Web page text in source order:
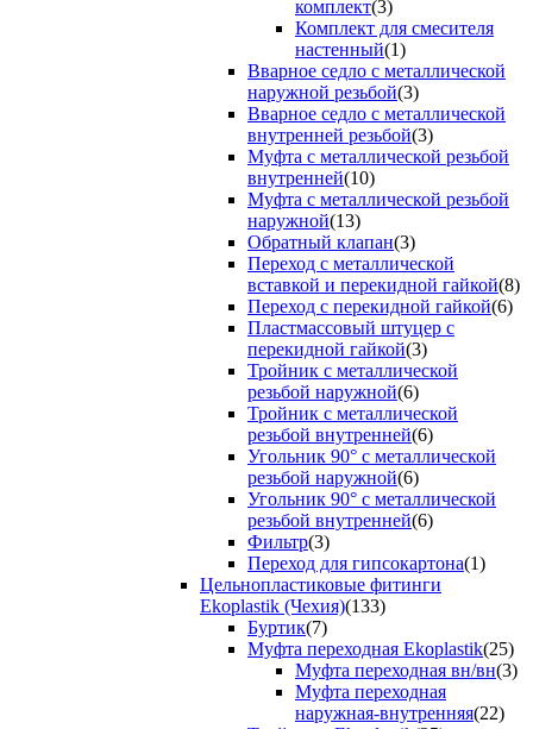
комплект(3)
Комплект для смесителя
настенный(1)
Вварное седло с металлической
наружной резьбой(3)
Вварное седло с металлической
внутренней резьбой(3)
Муфта с металлической резьбой
внутренней(10)
Муфта с металлической резьбой
наружной(13)
Обратный клапан(3)
Переход с металлической
вставкой и перекидной гайкой(8)
Переход с перекидной гайкой(6)
Пластмассовый штуцер с
перекидной гайкой(3)
Тройник с металлической
резьбой наружной(6)
Тройник с металлической
резьбой внутренней(6)
Угольник 90° с металлической
резьбой наружной(6)
Угольник 90° с металлической
резьбой внутренней(6)
Фильтр(3)
Переход для гипсокартона(1)
Цельнопластиковые фитинги
Ekoplastik (Чехия)(133)
Буртик(7)
Муфта переходная Ekoplastik(25)
Муфта переходная вн/вн(3)
Муфта переходная
наружная-внутренняя(22)